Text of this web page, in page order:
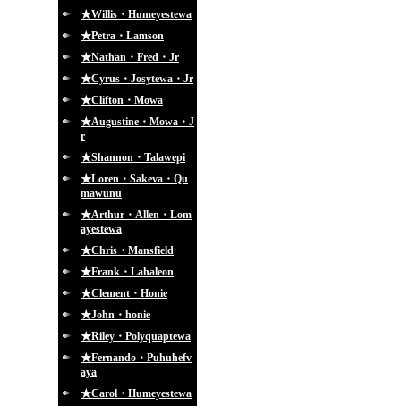
★Willis・Humeyestewa
★Petra・Lamson
★Nathan・Fred・Jr
★Cyrus・Josytewa・Jr
★Clifton・Mowa
★Augustine・Mowa・J
r
★Shannon・Talawepi
★Loren・Sakeva・Qu
mawunu
★Arthur・Allen・Lom
ayestewa
★Chris・Mansfield
★Frank・Lahaleon
★Clement・Honie
★John・honie
★Riley・Polyquaptewa
★Fernando・Puhuhefv
aya
★Carol・Humeyestewa